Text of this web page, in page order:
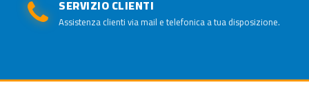
SERVIZIO CLIENTI
Assistenza clienti via mail e telefonica a tua disposizione.